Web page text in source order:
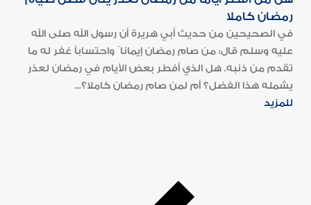
رمضان كاملا
في الصحيحين من حديث أبي هريرة أن رسول الله صلى الله
عليه وسلم قال: من صام رمضان إيمانا ً واحتساباً غفر له ما
تقدم من ذنبه. هل الذي أفطر بعض الأيام في رمضان لعذر
يشمله هذا الفضل؟ أم لمن صام رمضان كاملا؟...
للمزيد